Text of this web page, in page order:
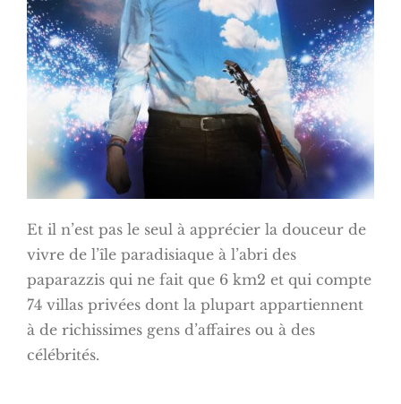
Et il n’est pas le seul à apprécier la douceur de
vivre de l’île paradisiaque à l’abri des
paparazzis qui ne fait que 6 km2 et qui compte
74 villas privées dont la plupart appartiennent
à de richissimes gens d’affaires ou à des
célébrités.